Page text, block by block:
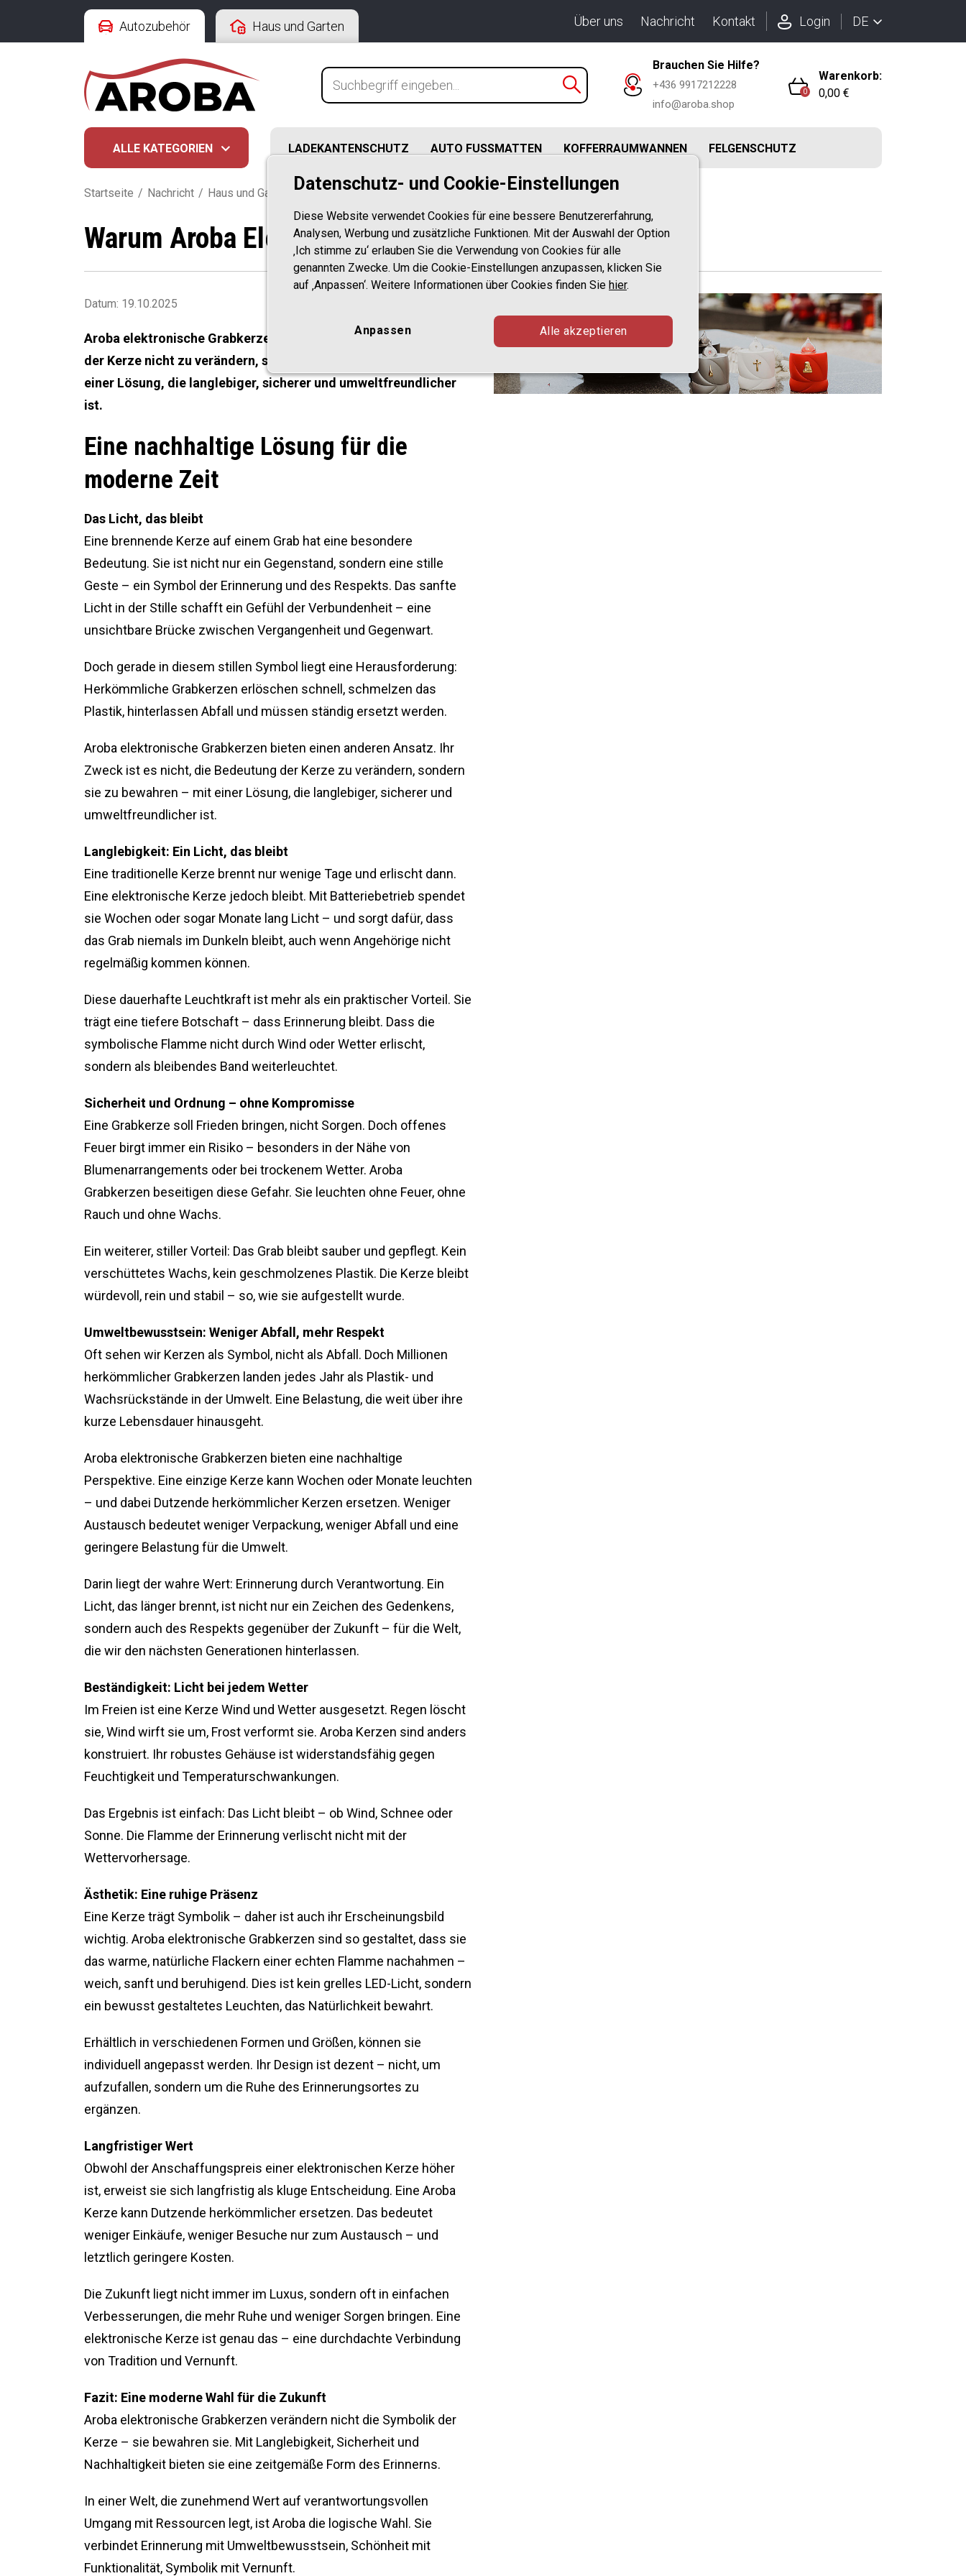
Autozubehör Haus und Garten Über uns Nachricht Kontakt Login DE
Brauchen Sie Hilfe?
+436 9917212228
info@aroba.shop
0
Warenkorb:
0,00 €
ALLE KATEGORIEN LADEKANTENSCHUTZ AUTO FUSSMATTEN KOFFERRAUMWANNEN FELGENSCHUTZ
Startseite / Nachricht / Haus und Garten Nachrichten /Warum Aroba Elektronische Grabkerzen?
Warum Aroba Elektronische Grabkerzen?
Datum: 19.10.2025
Aroba elektronische Grabkerzen haben das Ziel, die Bedeutung
der Kerze nicht zu verändern, sondern diese zu bewahren – mit
einer Lösung, die langlebiger, sicherer und umweltfreundlicher
ist.
Eine nachhaltige Lösung für die
moderne Zeit
Das Licht, das bleibt
Eine brennende Kerze auf einem Grab hat eine besondere
Bedeutung. Sie ist nicht nur ein Gegenstand, sondern eine stille
Geste – ein Symbol der Erinnerung und des Respekts. Das sanfte
Licht in der Stille schafft ein Gefühl der Verbundenheit – eine
unsichtbare Brücke zwischen Vergangenheit und Gegenwart.
Doch gerade in diesem stillen Symbol liegt eine Herausforderung:
Herkömmliche Grabkerzen erlöschen schnell, schmelzen das
Plastik, hinterlassen Abfall und müssen ständig ersetzt werden.
Aroba elektronische Grabkerzen bieten einen anderen Ansatz. Ihr
Zweck ist es nicht, die Bedeutung der Kerze zu verändern, sondern
sie zu bewahren – mit einer Lösung, die langlebiger, sicherer und
umweltfreundlicher ist.
Langlebigkeit: Ein Licht, das bleibt
Eine traditionelle Kerze brennt nur wenige Tage und erlischt dann.
Eine elektronische Kerze jedoch bleibt. Mit Batteriebetrieb spendet
sie Wochen oder sogar Monate lang Licht – und sorgt dafür, dass
das Grab niemals im Dunkeln bleibt, auch wenn Angehörige nicht
regelmäßig kommen können.
Diese dauerhafte Leuchtkraft ist mehr als ein praktischer Vorteil. Sie
trägt eine tiefere Botschaft – dass Erinnerung bleibt. Dass die
symbolische Flamme nicht durch Wind oder Wetter erlischt,
sondern als bleibendes Band weiterleuchtet.
Sicherheit und Ordnung – ohne Kompromisse
Eine Grabkerze soll Frieden bringen, nicht Sorgen. Doch offenes
Feuer birgt immer ein Risiko – besonders in der Nähe von
Blumenarrangements oder bei trockenem Wetter. Aroba
Grabkerzen beseitigen diese Gefahr. Sie leuchten ohne Feuer, ohne
Rauch und ohne Wachs.
Ein weiterer, stiller Vorteil: Das Grab bleibt sauber und gepflegt. Kein
verschüttetes Wachs, kein geschmolzenes Plastik. Die Kerze bleibt
würdevoll, rein und stabil – so, wie sie aufgestellt wurde.
Umweltbewusstsein: Weniger Abfall, mehr Respekt
Oft sehen wir Kerzen als Symbol, nicht als Abfall. Doch Millionen
herkömmlicher Grabkerzen landen jedes Jahr als Plastik- und
Wachsrückstände in der Umwelt. Eine Belastung, die weit über ihre
kurze Lebensdauer hinausgeht.
Aroba elektronische Grabkerzen bieten eine nachhaltige
Perspektive. Eine einzige Kerze kann Wochen oder Monate leuchten
– und dabei Dutzende herkömmlicher Kerzen ersetzen. Weniger
Austausch bedeutet weniger Verpackung, weniger Abfall und eine
geringere Belastung für die Umwelt.
Darin liegt der wahre Wert: Erinnerung durch Verantwortung. Ein
Licht, das länger brennt, ist nicht nur ein Zeichen des Gedenkens,
sondern auch des Respekts gegenüber der Zukunft – für die Welt,
die wir den nächsten Generationen hinterlassen.
Beständigkeit: Licht bei jedem Wetter
Im Freien ist eine Kerze Wind und Wetter ausgesetzt. Regen löscht
sie, Wind wirft sie um, Frost verformt sie. Aroba Kerzen sind anders
konstruiert. Ihr robustes Gehäuse ist widerstandsfähig gegen
Feuchtigkeit und Temperaturschwankungen.
Das Ergebnis ist einfach: Das Licht bleibt – ob Wind, Schnee oder
Sonne. Die Flamme der Erinnerung verlischt nicht mit der
Wettervorhersage.
Ästhetik: Eine ruhige Präsenz
Eine Kerze trägt Symbolik – daher ist auch ihr Erscheinungsbild
wichtig. Aroba elektronische Grabkerzen sind so gestaltet, dass sie
das warme, natürliche Flackern einer echten Flamme nachahmen –
weich, sanft und beruhigend. Dies ist kein grelles LED-Licht, sondern
ein bewusst gestaltetes Leuchten, das Natürlichkeit bewahrt.
Erhältlich in verschiedenen Formen und Größen, können sie
individuell angepasst werden. Ihr Design ist dezent – nicht, um
aufzufallen, sondern um die Ruhe des Erinnerungsortes zu
ergänzen.
Langfristiger Wert
Obwohl der Anschaffungspreis einer elektronischen Kerze höher
ist, erweist sie sich langfristig als kluge Entscheidung. Eine Aroba
Kerze kann Dutzende herkömmlicher ersetzen. Das bedeutet
weniger Einkäufe, weniger Besuche nur zum Austausch – und
letztlich geringere Kosten.
Die Zukunft liegt nicht immer im Luxus, sondern oft in einfachen
Verbesserungen, die mehr Ruhe und weniger Sorgen bringen. Eine
elektronische Kerze ist genau das – eine durchdachte Verbindung
von Tradition und Vernunft.
Fazit: Eine moderne Wahl für die Zukunft
Aroba elektronische Grabkerzen verändern nicht die Symbolik der
Kerze – sie bewahren sie. Mit Langlebigkeit, Sicherheit und
Nachhaltigkeit bieten sie eine zeitgemäße Form des Erinnerns.
In einer Welt, die zunehmend Wert auf verantwortungsvollen
Umgang mit Ressourcen legt, ist Aroba die logische Wahl. Sie
verbindet Erinnerung mit Umweltbewusstsein, Schönheit mit
Funktionalität, Symbolik mit Vernunft.
Datenschutz- und Cookie-Einstellungen
Diese Website verwendet Cookies für eine bessere Benutzererfahrung,
Analysen, Werbung und zusätzliche Funktionen. Mit der Auswahl der Option
‚Ich stimme zu‘ erlauben Sie die Verwendung von Cookies für alle
genannten Zwecke. Um die Cookie-Einstellungen anzupassen, klicken Sie
auf ‚Anpassen‘. Weitere Informationen über Cookies finden Sie hier.
Anpassen Alle akzeptieren